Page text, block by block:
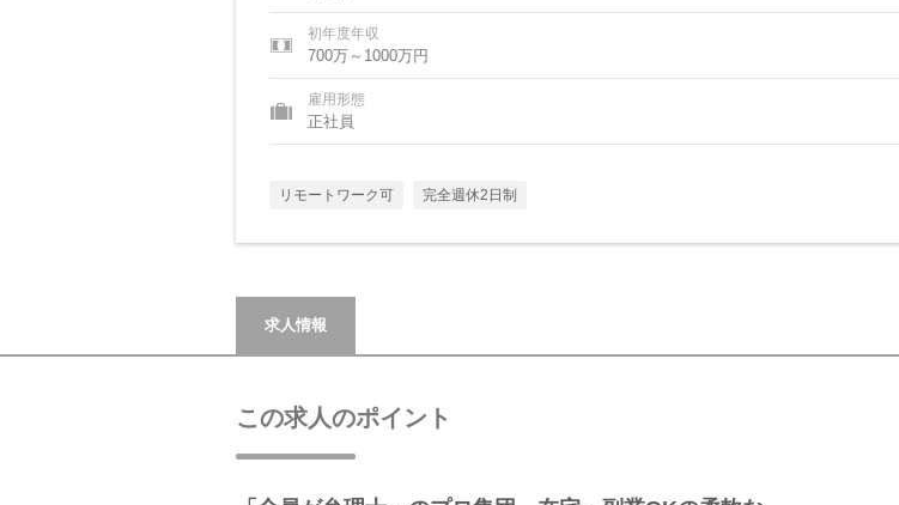
初年度年収
700万～1000万円
雇用形態
正社員
リモートワーク可 完全週休2日制
求人情報
この求人のポイント